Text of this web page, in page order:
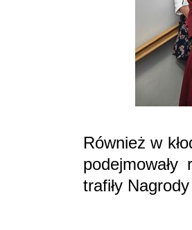
Również w
trafiły